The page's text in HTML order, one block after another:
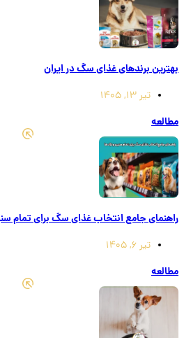
بهترین برندهای غذای سگ در ایران
تیر 13, 1405
مطالعه
راهنمای جامع انتخاب غذای سگ برای تمام
تیر 6, 1405
مطالعه